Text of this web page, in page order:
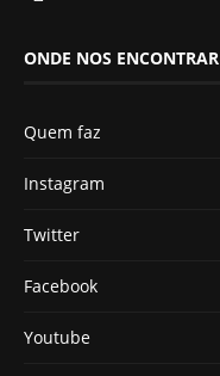
ONDE NOS ENCONTRAR
Quem faz
Instagram
Twitter
Facebook
Youtube